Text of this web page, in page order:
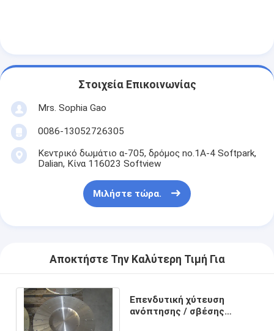
Στοιχεία Επικοινωνίας
Mrs. Sophia Gao
0086-13052726305
Κεντρικό δωμάτιο α-705, δρόμος no.1A-4 Softpark,
Dalian, Κίνα 116023 Softview
Μιλήστε τώρα.
Αποκτήστε Την Καλύτερη Τιμή Για
Επενδυτική χύτευση
ανόπτησης / σβέσης